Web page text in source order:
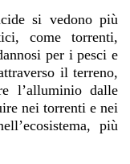
si vedono più
come torrenti,
per i pesci e
il terreno,
l’alluminio dalle
nei torrenti e nei
più